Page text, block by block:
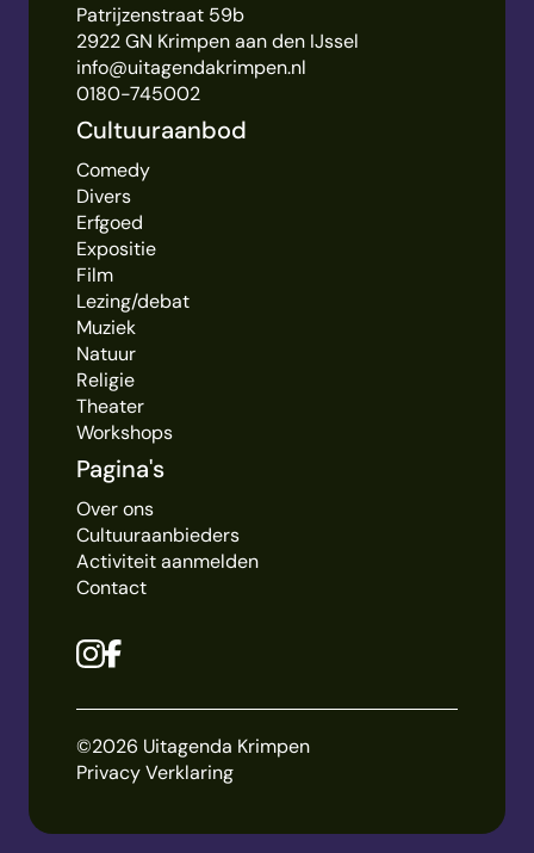
Patrijzenstraat 59b
2922 GN Krimpen aan den IJssel
info@uitagendakrimpen.nl
0180-745002
Cultuuraanbod
Comedy
Divers
Erfgoed
Expositie
Film
Lezing/debat
Muziek
Natuur
Religie
Theater
Workshops
Pagina's
Over ons
Cultuuraanbieders
Activiteit aanmelden
Contact
©2026 Uitagenda Krimpen
Privacy Verklaring